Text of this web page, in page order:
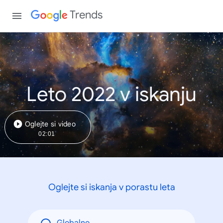
Trends
Leto 2022 v iskanju
Oglejte si video
02:01
Oglejte si iskanja v porastu leta